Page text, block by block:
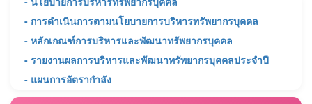
- การดำเนินการตามนโยบายการบริหารทรัพยากรบุคคล
- หลักเกณฑ์การบริหารและพัฒนาทรัพยากรบุคคล
- รายงานผลการบริหารและพัฒนาทรัพยากรบุคคลประจำปี
- แผนการอัตรากำลัง